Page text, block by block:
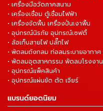
• เครื่องมือวัดภาคสนาม
• เครื่องเชื่อม ตู้เชื่อมไฟฟ้า
• เครื่องขัดพื้น เครื่องปั่นเงาพื้น
• อุปกรณ์นิรภัย อุปกรณ์เซฟตี้
• ล้อเก็บสายไฟ ปลั๊กไฟ
• พัดลมถังกลม ท่อลมระบายอากาศ
• พัดลมอุตสาหกรรม พัดลมโรงงาน
• อุปกรณ์แพ็คสินค้า
• อุปกรณ์แผ่นขัด ตัด เจียร์
แบรนด์ยอดนิยม